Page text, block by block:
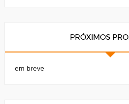
PRÓXIMOS
em breve